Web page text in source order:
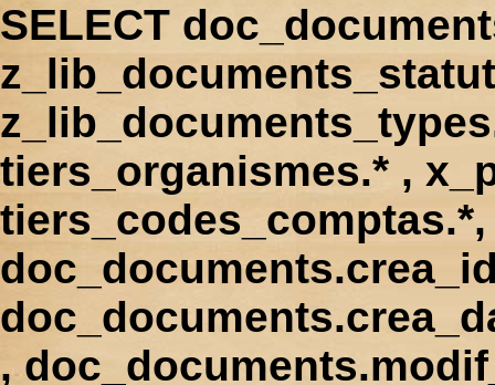
SELECT
tiers_organismes.* ,
,